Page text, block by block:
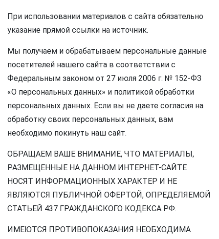
При использовании материалов с сайта обязательно
указание прямой ссылки на источник.
Мы получаем и обрабатываем персональные данные
посетителей нашего сайта в соответствии с
Федеральным законом от 27 июля 2006 г. № 152-ФЗ
«О персональных данных» и политикой обработки
персональных данных. Если вы не даете согласия на
обработку своих персональных данных, вам
необходимо покинуть наш сайт.
ОБРАЩАЕМ ВАШЕ ВНИМАНИЕ, ЧТО МАТЕРИАЛЫ,
РАЗМЕЩЕННЫЕ НА ДАННОМ ИНТЕРНЕТ-САЙТЕ
НОСЯТ ИНФОРМАЦИОННЫХ ХАРАКТЕР И НЕ
ЯВЛЯЮТСЯ ПУБЛИЧНОЙ ОФЕРТОЙ, ОПРЕДЕЛЯЕМОЙ
СТАТЬЕЙ 437 ГРАЖДАНСКОГО КОДЕКСА РФ.
ИМЕЮТСЯ ПРОТИВОПОКАЗАНИЯ НЕОБХОДИМА